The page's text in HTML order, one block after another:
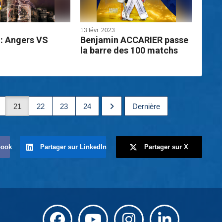
Angers VS
13 févr. 2023
Benjamin ACCARIER passe
la barre des 100 matchs
21 22 23 24 Dernière
Partager sur LinkedIn Partager sur X